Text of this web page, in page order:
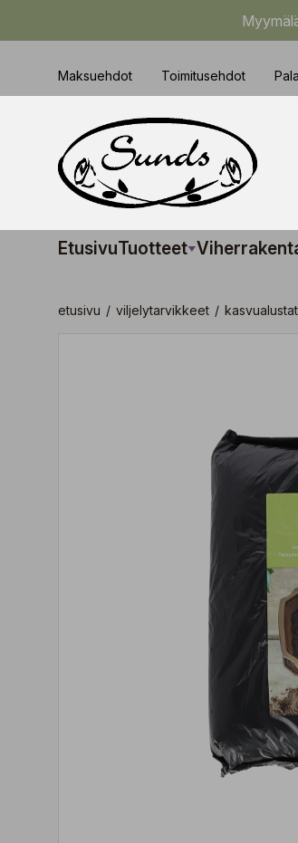
Maksuehdot Toimitusehdot
EtusivuTuotteet
etusivu / viljelytarvikkeet / kasvualustat